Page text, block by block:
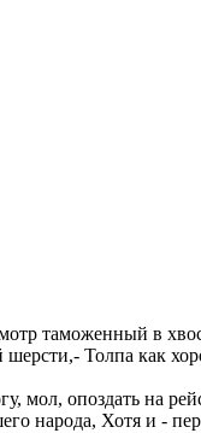
таможенный в
Толпа как
мол, опоздать на
народа, Хотя и -